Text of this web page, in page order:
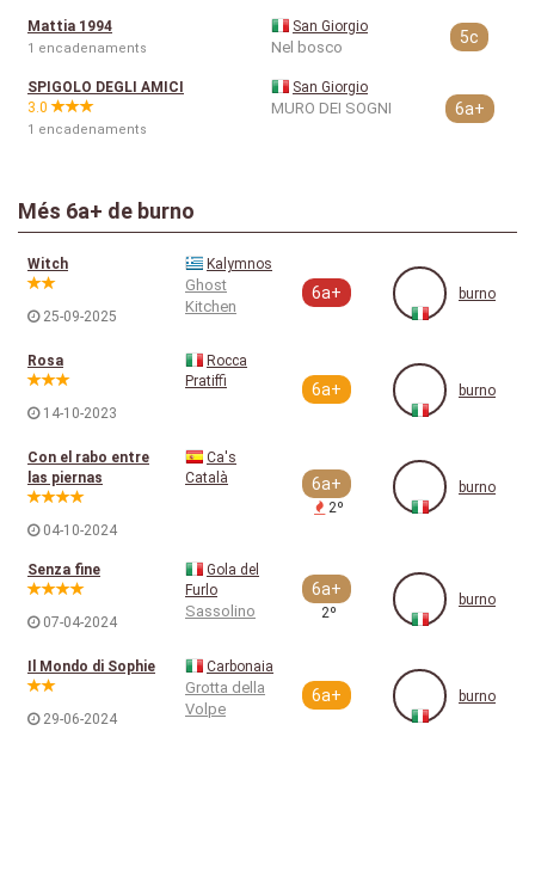
Mattia 1994
1 encadenaments
San Giorgio
Nel bosco
5c
SPIGOLO DEGLI AMICI
3.0
1 encadenaments
San Giorgio
MURO DEI SOGNI 6a+
Més 6a+ de burno
Witch
25-09-2025
Kalymnos
Ghost
Kitchen
6a+ burno
Rosa
14-10-2023
Rocca
Pratiffi
6a+ burno
Con el rabo entre
las piernas
04-10-2024
Ca's
Català
6a+
2º
burno
Senza fine
07-04-2024
Gola del
Furlo
Sassolino
6a+
2º
burno
Il Mondo di Sophie
29-06-2024
Carbonaia
Grotta della
Volpe
6a+ burno